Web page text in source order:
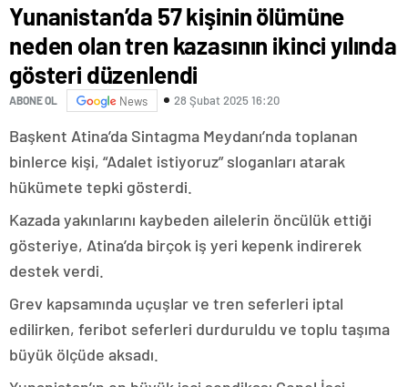
Yunanistan’da 57 kişinin ölümüne
neden olan tren kazasının ikinci yılında
gösteri düzenlendi
ABONE OL News 28 Şubat 2025 16:20
Başkent Atina’da Sintagma Meydanı’nda toplanan
binlerce kişi, “Adalet istiyoruz” sloganları atarak
hükümete tepki gösterdi.
Kazada yakınlarını kaybeden ailelerin öncülük ettiği
gösteriye, Atina’da birçok iş yeri kepenk indirerek
destek verdi.
Grev kapsamında uçuşlar ve tren seferleri iptal
edilirken, feribot seferleri durduruldu ve toplu taşıma
büyük ölçüde aksadı.